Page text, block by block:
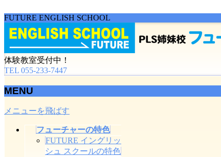
FUTURE ENGLISH SCHOOL
体験教室受付中！
TEL 055-233-7447
MENU
メニューを飛ばす
フューチャーの特色
FUTURE イングリッ
シュ スクールの特色